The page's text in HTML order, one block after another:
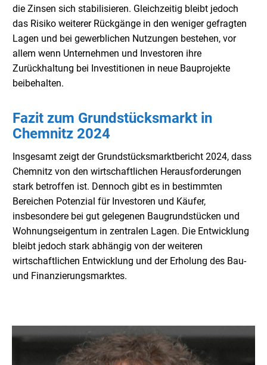
die Zinsen sich stabilisieren. Gleichzeitig bleibt jedoch
das Risiko weiterer Rückgänge in den weniger gefragten
Lagen und bei gewerblichen Nutzungen bestehen, vor
allem wenn Unternehmen und Investoren ihre
Zurückhaltung bei Investitionen in neue Bauprojekte
beibehalten.
Fazit zum Grundstücksmarkt in
Chemnitz 2024
Insgesamt zeigt der Grundstücksmarktbericht 2024, dass
Chemnitz von den wirtschaftlichen Herausforderungen
stark betroffen ist. Dennoch gibt es in bestimmten
Bereichen Potenzial für Investoren und Käufer,
insbesondere bei gut gelegenen Baugrundstücken und
Wohnungseigentum in zentralen Lagen. Die Entwicklung
bleibt jedoch stark abhängig von der weiteren
wirtschaftlichen Entwicklung und der Erholung des Bau-
und Finanzierungsmarktes.